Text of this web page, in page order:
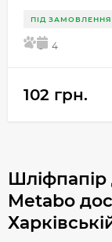
ПІД ЗАМОВЛЕННЯ
5 4
102 грн.
Шліфпапір
Metabo